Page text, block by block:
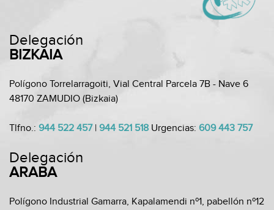
Delegación
BIZKAIA
Polígono Torrelarragoiti, Vial Central Parcela 7B - Nave 6
48170 ZAMUDIO (Bizkaia)
Tlfno.: 944 522 457 | 944 521 518 Urgencias: 609 443 757
Delegación
ARABA
Polígono Industrial Gamarra, Kapalamendi nº1, pabellón nº12